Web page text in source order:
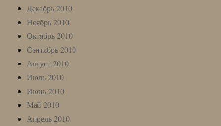
Декабрь 2010
Ноябрь 2010
Октябрь 2010
Сентябрь 2010
Август 2010
Июль 2010
Июнь 2010
Май 2010
Апрель 2010